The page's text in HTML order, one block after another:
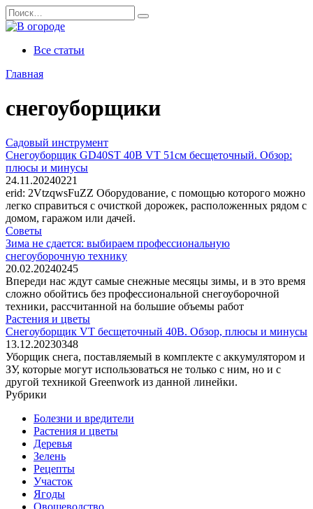
Перейти
к
содержанию
Search
for:
Все статьи
Главная
снегоуборщики
Садовый инструмент
Снегоуборщик GD40ST 40В VT 51см бесщеточный. Обзор:
плюсы и минусы
24.11.20240221
erid: 2VtzqwsFuZZ Оборудование, с помощью которого можно
легко справиться с очисткой дорожек, расположенных рядом с
домом, гаражом или дачей.
Советы
Зима не сдается: выбираем профессиональную
снегоуборочную технику
20.02.20240245
Впереди нас ждут самые снежные месяцы зимы, и в это время
сложно обойтись без профессиональной снегоуборочной
техники, рассчитанной на большие объемы работ
Растения и цветы
Снегоуборщик VT бесщеточный 40В. Обзор, плюсы и минусы
13.12.20230348
Уборщик снега, поставляемый в комплекте с аккумулятором и
ЗУ, которые могут использоваться не только с ним, но и с
другой техникой Greenwork из данной линейки.
Рубрики
Болезни и вредители
Растения и цветы
Деревья
Зелень
Рецепты
Участок
Ягоды
Овощеводство